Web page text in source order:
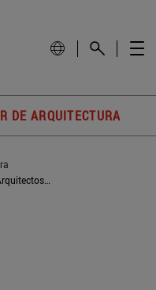
DE ARQUITECTURA
Bakpak Architects + EOVAStudio, Vivas Arquitectos y Exe Arquitectura, y B y E Arquitectos, ganadores de la séptima edición de los Premios AMAD